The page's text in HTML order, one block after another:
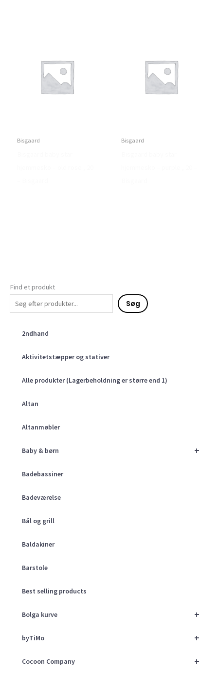
Find et produkt
Søg
2ndhand
Aktivitetstæpper og stativer
Alle produkter (Lagerbeholdning er større end 1)
Altan
Altanmøbler
+
Baby & børn
Badebassiner
Badeværelse
Bål og grill
Baldakiner
Barstole
Best selling products
+
Bolga kurve
+
byTiMo
+
Cocoon Company
Bisgaard Bisgaard